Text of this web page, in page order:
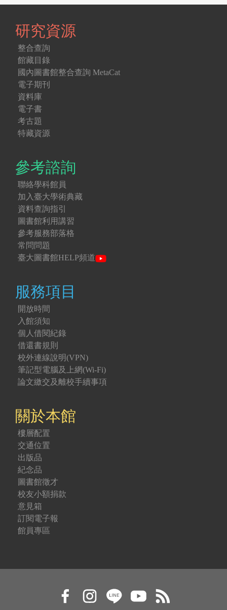
研究資源
整合查詢
館藏目錄
國內圖書館整合查詢 MetaCat
電子期刊
資料庫
電子書
考古題
特藏資源
參考諮詢
聯絡學科館員
加入臺大學術典藏
資料查詢指引
圖書館利用講習
參考服務部落格
常問問題
臺大圖書館HELP頻道
服務項目
開放時間
入館須知
個人借閱紀錄
借還書規則
校外連線說明(VPN)
筆記型電腦及上網(Wi-Fi)
論文繳交及離校手續事項
關於本館
樓層配置
交通位置
出版品
紀念品
圖書館徵才
校友小額捐款
意見箱
訂閱電子報
館員專區